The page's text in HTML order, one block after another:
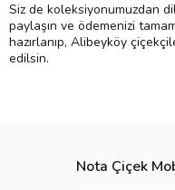
Siz de koleksiyonumuzdan
paylaşın ve ödemenizi
hazırlanıp, Alibeyköy
edilsin.
Nota Çiçek